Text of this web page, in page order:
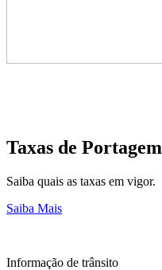
Taxas de Portagem
Saiba quais as taxas em vigor.
Saiba Mais
Informação de trânsito